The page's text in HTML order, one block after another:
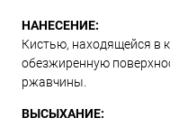
НАНЕСЕНИЕ:
Кистью, находящейся в
обезжиренную
ржавчины.
ВЫСЫХАНИЕ: